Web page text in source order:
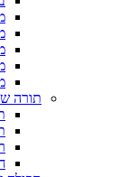
תורה